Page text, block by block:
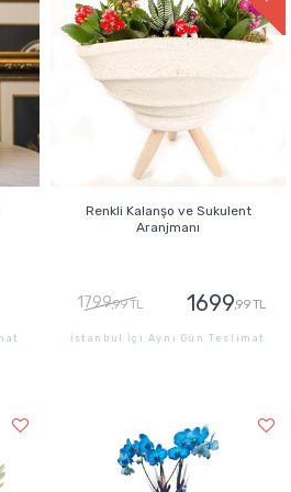
Renkli Kalanşo ve Sukulent
Aranjmanı
1799,99 TL 1699,99 TL
İstanbul İçi Aynı Gün Teslimat